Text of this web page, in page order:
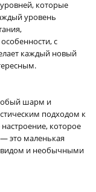
которые
уровень
с
каждый новый
шарм и
подходом к
настроение, которое
это маленькая
видом и необычными